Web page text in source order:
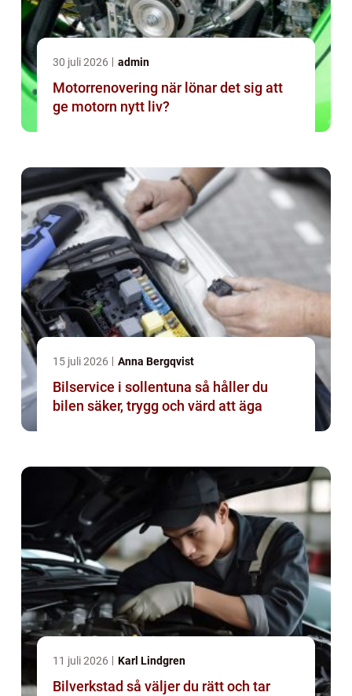
30 juli 2026 admin
Motorrenovering när lönar det sig att
ge motorn nytt liv?
15 juli 2026 Anna Bergqvist
Bilservice i sollentuna så håller du
bilen säker, trygg och värd att äga
11 juli 2026 Karl Lindgren
Bilverkstad så väljer du rätt och tar